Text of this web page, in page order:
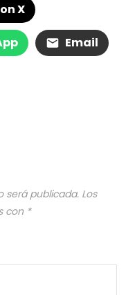
X
Email
será publicada. Los
con *